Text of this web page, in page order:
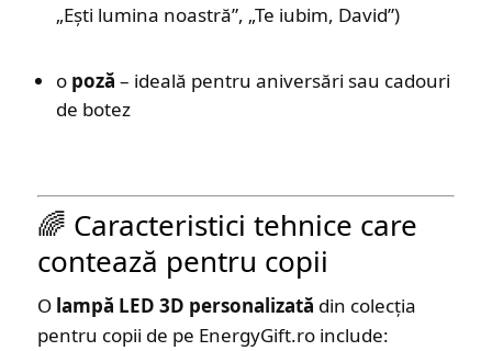
„Ești lumina noastră”, „Te iubim, David”)
o poză – ideală pentru aniversări sau cadouri
de botez
🌈 Caracteristici tehnice care
contează pentru copii
O lampă LED 3D personalizată din colecția
pentru copii de pe EnergyGift.ro include: